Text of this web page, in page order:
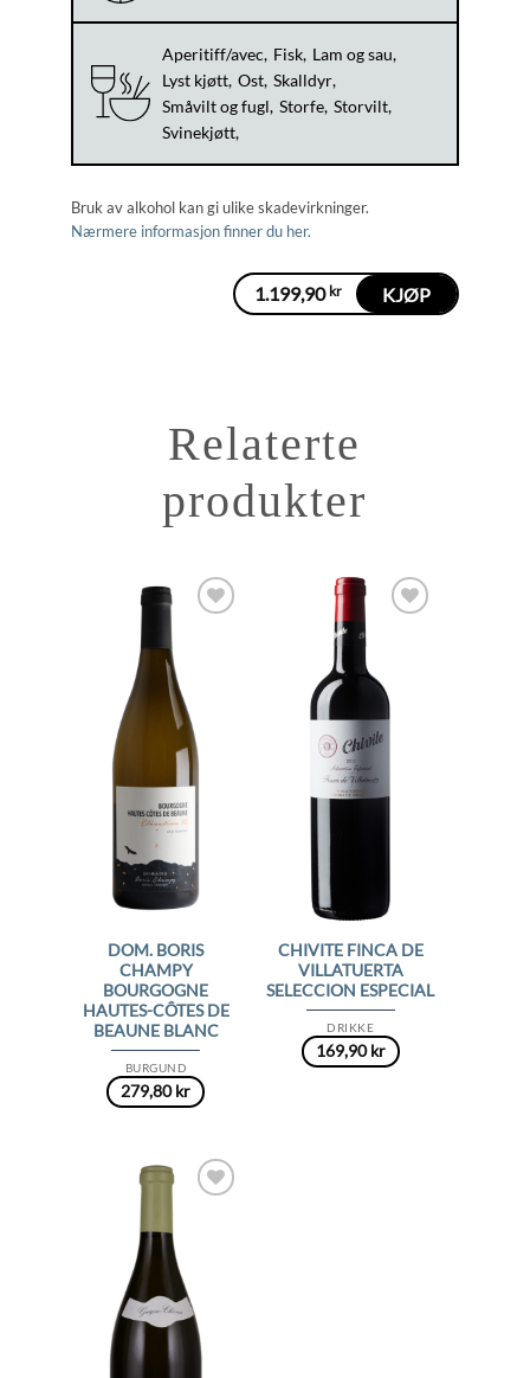
Aperitiff/avec Fisk Lam og sau
Lyst kjøtt Ost Skalldyr
Småvilt og fugl Storfe Storvilt
Svinekjøtt
Bruk av alkohol kan gi ulike skadevirkninger.
Nærmere informasjon finner du her.
1.199,90 kr KJØP
Relaterte
produkter
BURGUND
DOM. BORIS
CHAMPY
BOURGOGNE
HAUTES-CÔTES DE
BEAUNE BLANC
279,80kr
DRIKKE
CHIVITE FINCA DE
VILLATUERTA
SELECCION ESPECIAL
169,90kr